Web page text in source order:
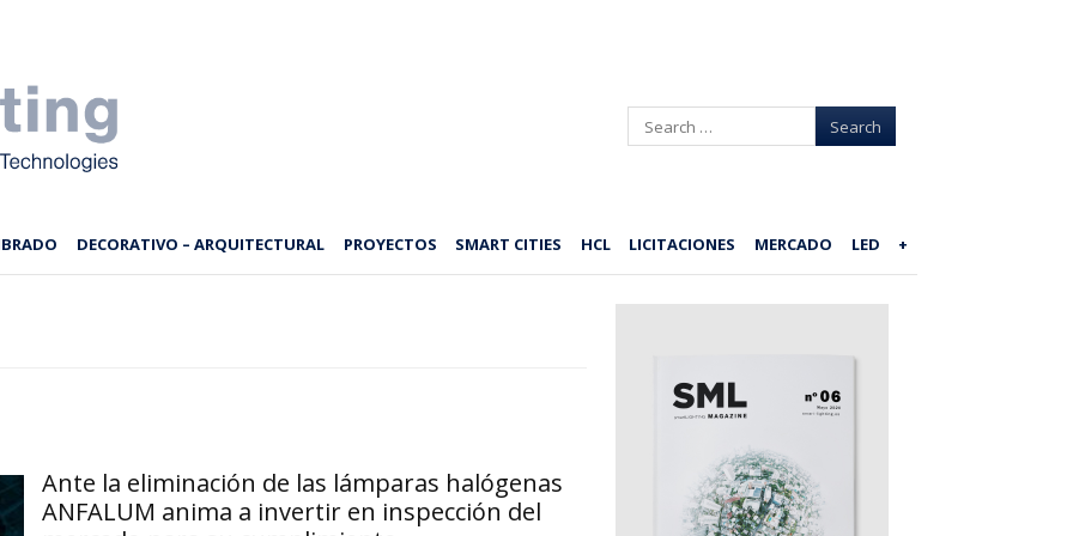
Search
DECORATIVO – ARQUITECTURAL PROYECTOS SMART CITIES HCL LICITACIONES MERCADO LED +
Ante la eliminación de las lámparas halógenas
ANFALUM anima a invertir en inspección del